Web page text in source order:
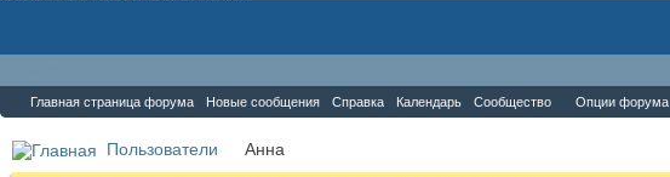
Главная страница форума Новые сообщения Справка Календарь Сообщество Опции форума
Пользователи Анна